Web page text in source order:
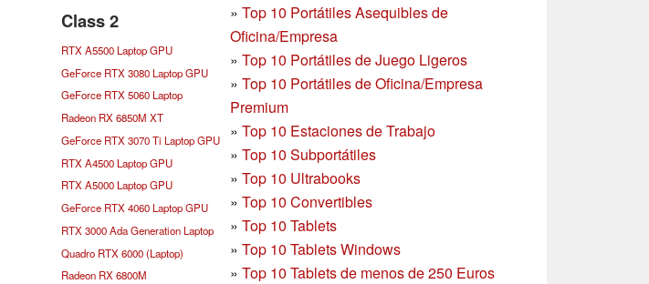
Class 2
RTX A5500 Laptop GPU
GeForce RTX 3080 Laptop GPU
GeForce RTX 5060 Laptop
Radeon RX 6850M XT
GeForce RTX 3070 Ti Laptop GPU
RTX A4500 Laptop GPU
RTX A5000 Laptop GPU
GeForce RTX 4060 Laptop GPU
RTX 3000 Ada Generation Laptop
Quadro RTX 6000 (Laptop)
Radeon RX 6800M
» Top 10 Portátiles Asequibles de
Oficina/Empresa
» Top 10 Portátiles de Juego Ligeros
» Top 10 Portátiles de Oficina/Empresa
Premium
» Top 10 Estaciones de Trabajo
» Top 10 Subportátiles
» Top 10 Ultrabooks
» Top 10 Convertibles
» Top 10 Tablets
» Top 10 Tablets Windows
» Top 10 Tablets de menos de 250 Euros